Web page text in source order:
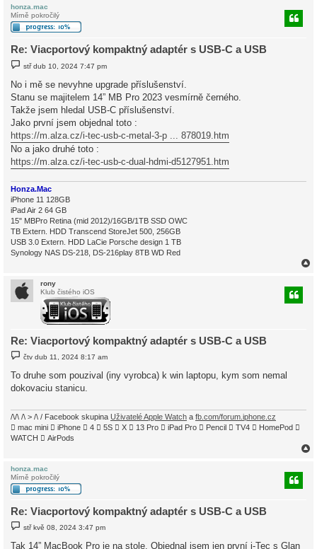
honza.mac
Mírně pokročilý
Re: Viacportový kompaktný adaptér s USB-C a USB
s
p
ě
v
e
stř dub 10, 2024 7:47 pm
No i mě se nevyhne upgrade příslušenství.
Stanu se majitelem 14” MB Pro 2023 vesmírně černého.
Takže jsem hledal USB-C příslušenství.
Jako první jsem objednal toto :
https://m.alza.cz/i-tec-usb-c-metal-3-p ... 878019.htm
No a jako druhé toto :
https://m.alza.cz/i-tec-usb-c-dual-hdmi-d5127951.htm
Honza.Mac
iPhone 11 128GB
iPad Air 2 64 GB
15" MBPro Retina (mid 2012)/16GB/1TB SSD OWC
TB Extern. HDD Transcend StoreJet 500, 256GB
USB 3.0 Extern. HDD LaCie Porsche design 1 TB
Synology NAS DS-218, DS-216play 8TB WD Red
rony
Klub čistého iOS
Re: Viacportový kompaktný adaptér s USB-C a USB
P
s
p
e
k
čtv dub 11, 2024 8:17 am
To druhe som pouzival (iny vyrobca) k win laptopu, kym som nemal
dokovaciu stanicu.
/\/\ /\ > /\ / Facebook skupina Uživatelé Apple Watch a fb.com/forum.iphone.cz
 mac mini  iPhone  4  5S  X  13 Pro  iPad Pro  Pencil  TV4  HomePod 
WATCH  AirPods
honza.mac
Mírně pokročilý
Re: Viacportový kompaktný adaptér s USB-C a USB
í
stř kvě 08, 2024 3:47 pm
Tak 14” MacBook Pro je na stole. Objednal jsem jen první i-Tec s Glan